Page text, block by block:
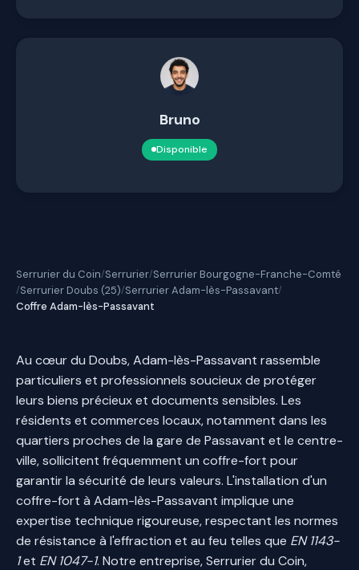
Bruno
Disponible
Serrurier du Coin/Serrurier/Serrurier Bourgogne-Franche-Comté
/Serrurier Doubs (25)/Serrurier Adam-lès-Passavant/
Coffre Adam-lès-Passavant
Au cœur du Doubs, Adam-lès-Passavant rassemble
particuliers et professionnels soucieux de protéger
leurs biens précieux et documents sensibles. Les
résidents et commerces locaux, notamment dans les
quartiers proches de la gare de Passavant et le centre-
ville, sollicitent fréquemment un coffre-fort pour
garantir la sécurité de leurs valeurs. L'installation d'un
coffre-fort à Adam-lès-Passavant implique une
expertise technique rigoureuse, respectant les normes
de résistance à l'effraction et au feu telles que EN 1143-
1et EN 1047-1. Notre entreprise, Serrurier du Coin,